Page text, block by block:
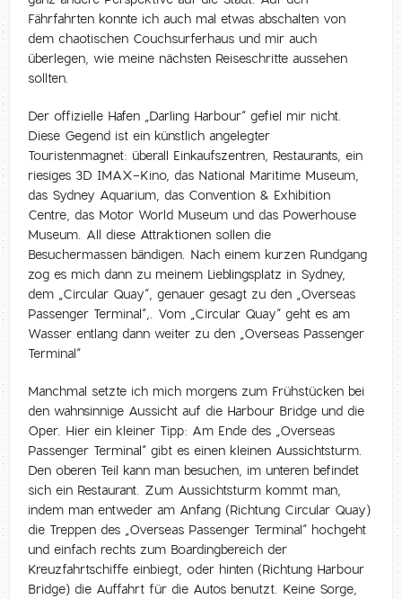
Fährfahrten konnte ich auch mal etwas abschalten von
dem chaotischen Couchsurferhaus und mir auch
überlegen, wie meine nächsten Reiseschritte aussehen
sollten.
Der offizielle Hafen „Darling Harbour“ gefiel mir nicht.
Diese Gegend ist ein künstlich angelegter
Touristenmagnet: überall Einkaufszentren, Restaurants, ein
riesiges 3D IMAX-Kino, das National Maritime Museum,
das Sydney Aquarium, das Convention & Exhibition
Centre, das Motor World Museum und das Powerhouse
Museum. All diese Attraktionen sollen die
Besuchermassen bändigen. Nach einem kurzen Rundgang
zog es mich dann zu meinem Lieblingsplatz in Sydney,
dem „Circular Quay“, genauer gesagt zu den „Overseas
Passenger Terminal“,. Vom „Circular Quay“ geht es am
Wasser entlang dann weiter zu den „Overseas Passenger
Terminal“
Manchmal setzte ich mich morgens zum Frühstücken bei
den wahnsinnige Aussicht auf die Harbour Bridge und die
Oper. Hier ein kleiner Tipp: Am Ende des „Overseas
Passenger Terminal“ gibt es einen kleinen Aussichtsturm.
Den oberen Teil kann man besuchen, im unteren befindet
sich ein Restaurant. Zum Aussichtsturm kommt man,
indem man entweder am Anfang (Richtung Circular Quay)
die Treppen des „Overseas Passenger Terminal“ hochgeht
und einfach rechts zum Boardingbereich der
Kreuzfahrtschiffe einbiegt, oder hinten (Richtung Harbour
Bridge) die Auffahrt für die Autos benutzt. Keine Sorge,